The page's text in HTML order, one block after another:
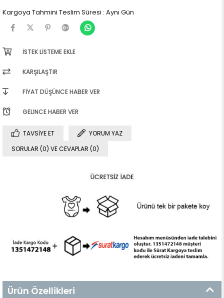
Kargoya Tahmini Teslim Süresi : Aynı Gün
İSTEK LISTEME EKLE
KARŞILAŞTIR
FIYAT DÜŞÜNCE HABER VER
GELINCE HABER VER
TAVSIYE ET
YORUM YAZ
SORULAR (0) VE CEVAPLAR (0)
Ürün Özellikleri